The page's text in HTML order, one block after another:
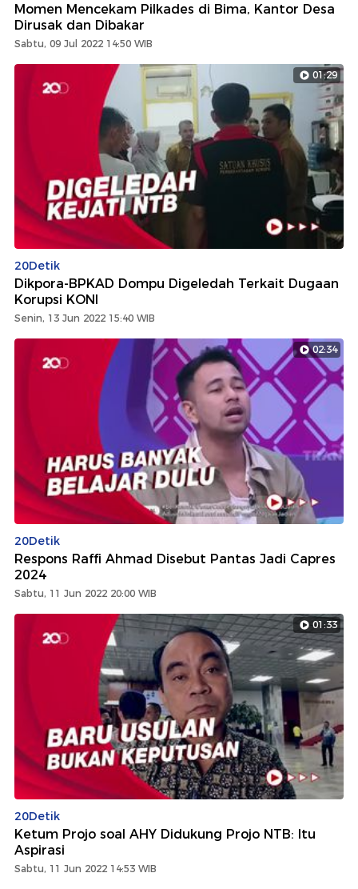
Momen Mencekam Pilkades di Bima, Kantor Desa
Dirusak dan Dibakar
Sabtu, 09 Jul 2022 14:50 WIB
01:29
20Detik
Dikpora-BPKAD Dompu Digeledah Terkait Dugaan
Korupsi KONI
Senin, 13 Jun 2022 15:40 WIB
02:34
20Detik
Respons Raffi Ahmad Disebut Pantas Jadi Capres
2024
Sabtu, 11 Jun 2022 20:00 WIB
01:33
20Detik
Ketum Projo soal AHY Didukung Projo NTB: Itu
Aspirasi
Sabtu, 11 Jun 2022 14:53 WIB